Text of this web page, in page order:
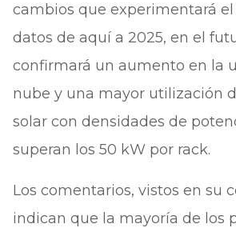
cambios que experimentará
datos de aquí a 2025, en el
confirmará un aumento en la
nube y una mayor utilización
solar con densidades de
superan los 50 kW por rack.
Los comentarios, vistos en su
indican que la mayoría de los